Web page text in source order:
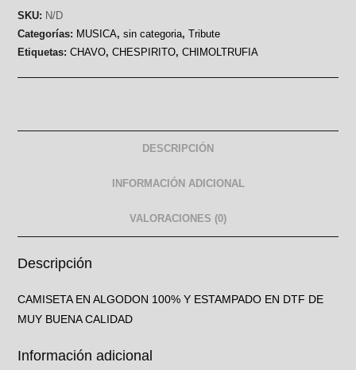
SKU: N/D
Categorías: MUSICA,sin categoria,Tribute
Etiquetas:CHAVO,CHESPIRITO,CHIMOLTRUFIA
DESCRIPCIÓN
INFORMACIÓN ADICIONAL
VALORACIONES (0)
Descripción
CAMISETA EN ALGODON 100% Y ESTAMPADO EN DTF DE
MUY BUENA CALIDAD
Información adicional